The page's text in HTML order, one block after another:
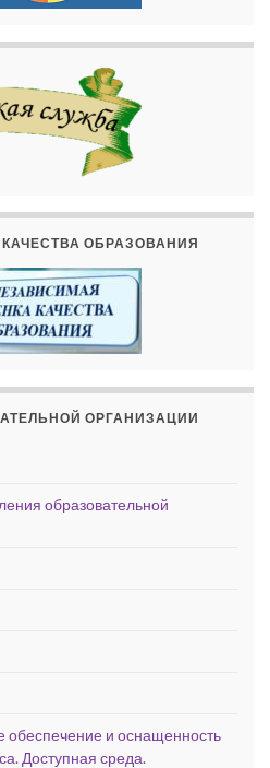
ОБРАЗОВАНИЯ
ОРГАНИЗАЦИИ
образовательной
обеспечение и оснащенность
Доступная среда.